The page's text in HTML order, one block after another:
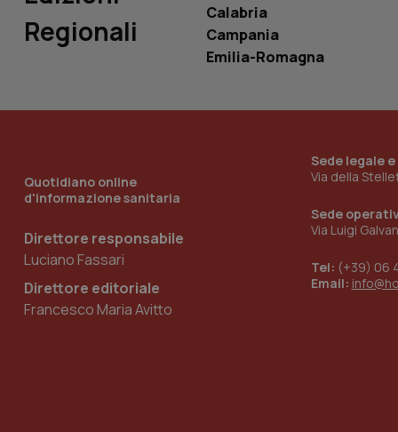
Regionali
Calabria
Campania
Emilia-Romagna
Quotidiano online
d'informazione sanitaria
Direttore responsabile
Luciano Fassari
Direttore editoriale
Francesco Maria Avitto
Sede legale
Via della
Sede
Via Luigi
Tel: (+39) 06
Email:
Nome
Nome
__Secure-YNID